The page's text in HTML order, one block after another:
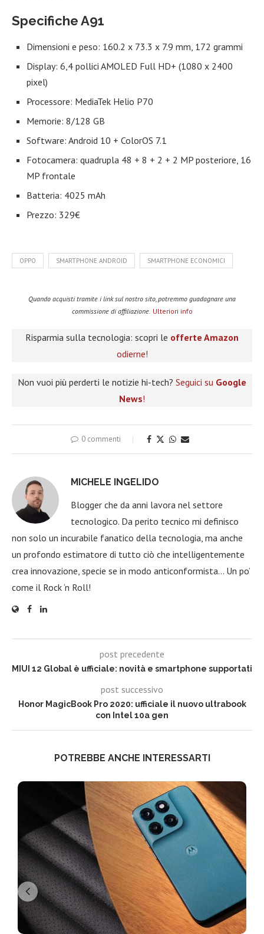
Specifiche A91
Dimensioni e peso: 160.2 x 73.3 x 7.9 mm, 172 grammi
Display: 6,4 pollici AMOLED Full HD+ (1080 x 2400
pixel)
Processore: MediaTek Helio P70
Memorie: 8/128 GB
Software: Android 10 + ColorOS 7.1
Fotocamera: quadrupla 48 + 8 + 2 + 2 MP posteriore, 16
MP frontale
Batteria: 4025 mAh
Prezzo: 329€
OPPO SMARTPHONE ANDROID SMARTPHONE ECONOMICI
Quando acquisti tramite i link sul nostro sito, potremmo guadagnare una
commissione di affiliazione. Ulteriori info
Risparmia sulla tecnologia: scopri le offerte Amazon
odierne!
Non vuoi più perderti le notizie hi-tech? Seguici su Google
News!
0 commenti
MICHELE INGELIDO
Blogger che da anni lavora nel settore
tecnologico. Da perito tecnico mi definisco
non solo un incurabile fanatico della tecnologia, ma anche
un profondo estimatore di tutto ciò che intelligentemente
crea innovazione, specie se in modo anticonformista… Un po’
come il Rock ‘n Roll!
post precedente
MIUI 12 Global è ufficiale: novità e smartphone supportati
post successivo
Honor MagicBook Pro 2020: ufficiale il nuovo ultrabook
con Intel 10a gen
POTREBBE ANCHE INTERESSARTI